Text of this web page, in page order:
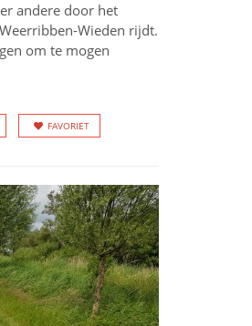
andere door het
Wieden rijdt.
om te mogen
FAVORIET